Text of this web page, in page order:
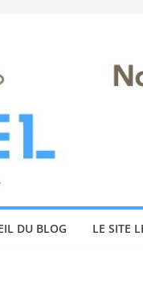
DU BLOG LE SITE